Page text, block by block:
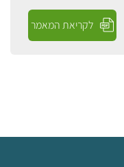
לקריאת המאמר